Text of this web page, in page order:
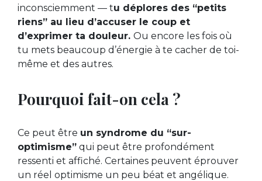
inconsciemment — tu déplores des “petits
riens” au lieu d’accuser le coup et
d’exprimer ta douleur. Ou encore les fois où
tu mets beaucoup d’énergie à te cacher de toi-
même et des autres.
Pourquoi fait-on cela ?
Ce peut être un syndrome du “sur-
optimisme” qui peut être profondément
ressenti et affiché. Certaines peuvent éprouver
un réel optimisme un peu béat et angélique.